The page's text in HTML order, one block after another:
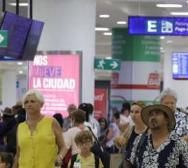
Impulsan simplificación
administrativa y
digitalización de
Redacción 8 horas ago